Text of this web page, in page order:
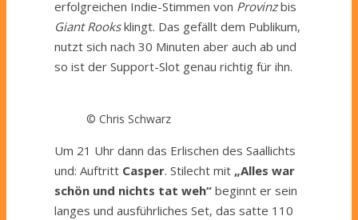
erfolgreichen Indie-Stimmen von Provinzbis
Giant Rooksklingt. Das gefällt dem Publikum,
nutzt sich nach 30 Minuten aber auch ab und
so ist der Support-Slot genau richtig für ihn.
© Chris Schwarz
Um 21 Uhr dann das Erlischen des Saallichts
und: Auftritt Casper. Stilecht mit „Alles war
schön und nichts tat weh“ beginnt er sein
langes und ausführliches Set, das satte 110